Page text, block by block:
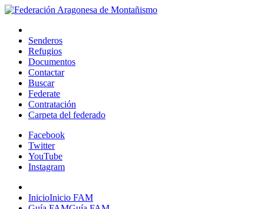
Senderos
Refugios
Documentos
Contactar
Buscar
Federate
Contratación
Carpeta del federado
Facebook
Twitter
YouTube
Instagram
InicioInicio FAM